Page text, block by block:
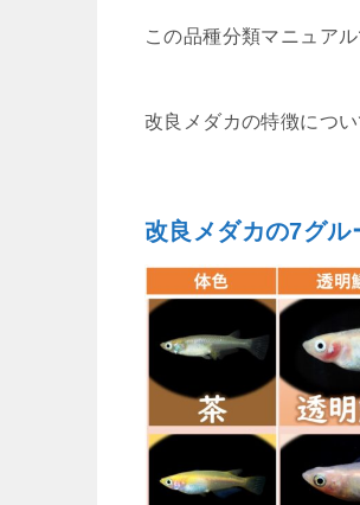
この品種分類マニュア
改良メダカの特徴につ
改良メダカの7グル